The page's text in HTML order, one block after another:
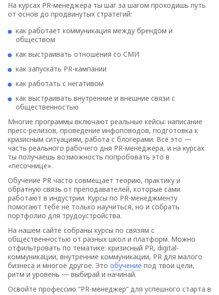
На курсах PR-менеджера ты шаг за шагом проходишь путь
от основ до продвинутых стратегий:
как работает коммуникация между брендом и
обществом
как выстраивать отношения со СМИ
как запускать PR-кампании
как работать с негативом
как выстраивать внутренние и внешние связи с
общественностью
Многие программы включают реальные кейсы: написание
пресс-релизов, проведение инфоповодов, подготовка к
кризисным ситуациям, работа с блогерами. Всё это —
часть реального рабочего дня PR-менеджера, и на курсах
ты получаешь возможность попробовать это в
«песочнице».
Обучение PR часто совмещает теорию, практику и
обратную связь от преподавателей, которые сами
работают в индустрии. Курсы по PR-менеджменту
помогают тебе не только научиться, но и собрать
портфолио для трудоустройства.
На нашем сайте собраны курсы по связям с
общественностью от разных школ и платформ. Можно
отфильтровать по тематике: кризисный PR, digital-
коммуникации, внутренние коммуникации, PR для малого
бизнеса и многое другое. Это обучение под твои цели,
ритм и уровень — выбирай и начинай.
Освойте профессию “PR-менеджер“ для успешного старта в